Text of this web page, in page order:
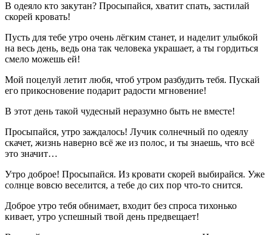
В одеяло кто закутан? Просыпайся, хватит спать, застилай
скорей кровать!
Пусть для тебе утро очень лёгким станет, и наделит улыбкой
на весь день, ведь она так человека украшает, а ты гордиться
смело можешь ей!
Мой поцелуй летит любя, чтоб утром разбудить тебя. Пускай
его прикосновение подарит радости мгновение!
В этот день такой чудесный неразумно быть не вместе!
Просыпайся, утро заждалось! Лучик солнечный по одеялу
скачет, жизнь наверно всё же из полос, и ты знаешь, что всё
это значит…
Утро доброе! Просыпайся. Из кровати скорей выбирайся. Уже
солнце вовсю веселится, а тебе до сих пор что-то снится.
Доброе утро тебя обнимает, входит без спроса тихонько
кивает, утро успешный твой день предвещает!